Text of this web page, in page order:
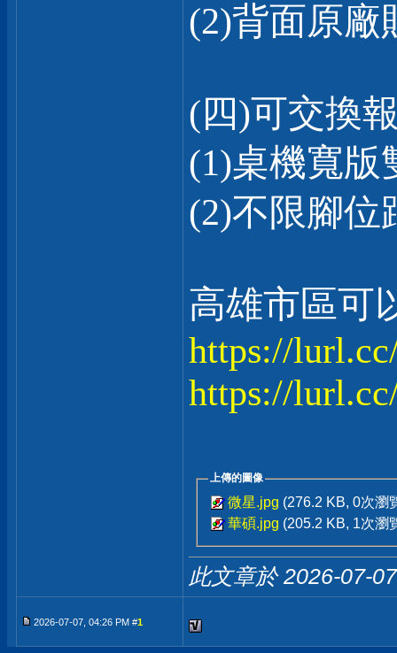
(2)背面原廠
(四)可交換
(1)桌機寬版
(2)不限腳位
高雄市區可
https://
https://
上傳的圖像
微星.jpg (276.2 KB, 0次瀏
華碩.jpg (205.2 KB, 1次瀏
此文章於 2026-07-
2026-07-07, 04:26 PM #1